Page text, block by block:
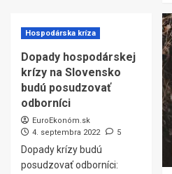
Hospodárska kríza
Dopady hospodárskej
krízy na Slovensko
budú posudzovať
odborníci
EuroEkonóm.sk
4. septembra 2022
5
Dopady krízy budú
posudzovať odborníci: